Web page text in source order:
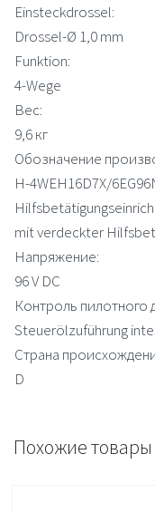
Einsteckdrossel:
Drossel-Ø 1,0 mm
Funktion:
4-Wege
Вес:
9,6 кг
Обозначение
H-4WEH16D7X/
mit verdeckter
Напряжение:
96 V DC
Контроль пилотного
Steuerölzuführung
Страна
D
Похожие товары